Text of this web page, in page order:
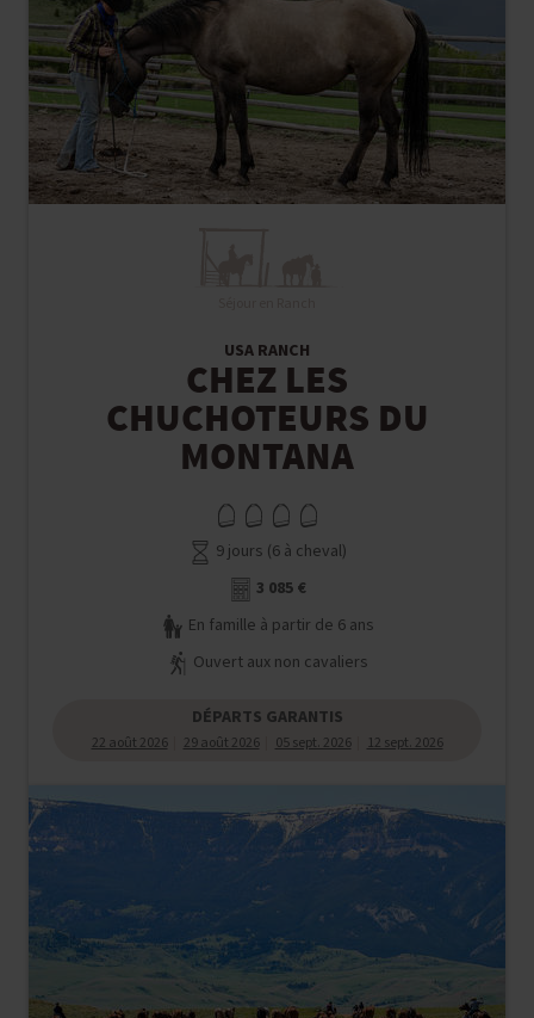
USA RANCH
CHEZ LES
CHUCHOTEURS DU
MONTANA
9 jours (6 à cheval)
3 085 €
En famille à partir de 6 ans
Ouvert aux non cavaliers
DÉPARTS GARANTIS
22 août 2026 29 août 2026 05 sept. 2026 12 sept. 2026